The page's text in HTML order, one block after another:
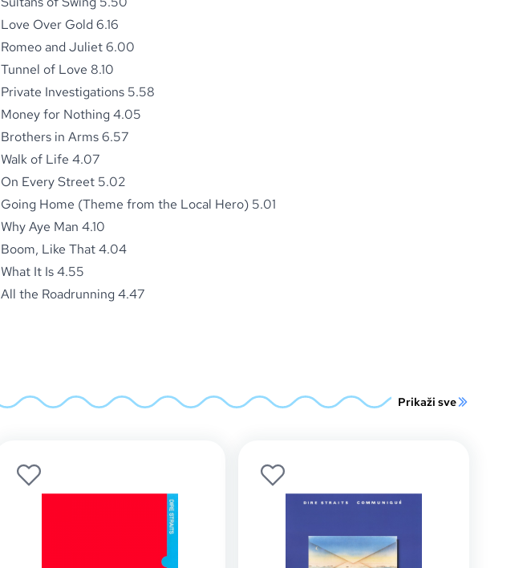
Love Over Gold 6.16
Romeo and Juliet 6.00
Tunnel of Love 8.10
Private Investigations 5.58
Money for Nothing 4.05
Brothers in Arms 6.57
Walk of Life 4.07
On Every Street 5.02
Going Home (Theme from the Local Hero) 5.01
Why Aye Man 4.10
Boom, Like That 4.04
What It Is 4.55
All the Roadrunning 4.47
Prikaži sve